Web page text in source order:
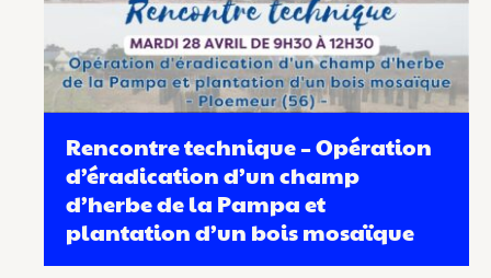
Rencontre technique – Opération
d’éradication d’un champ
d’herbe de la Pampa et
plantation d’un bois mosaïque